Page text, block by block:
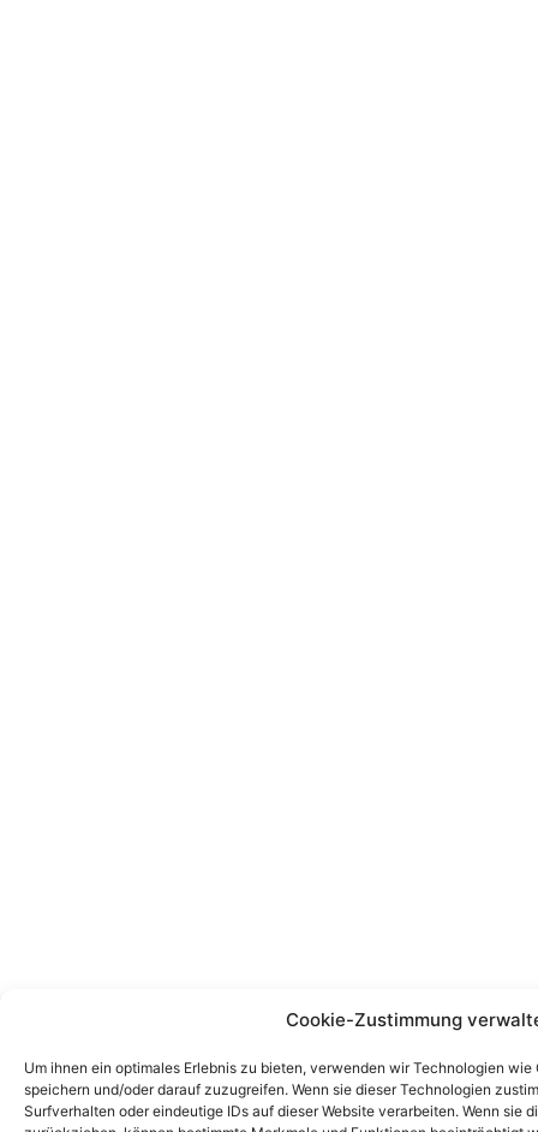
Cookie-Zustimmung
Um ihnen ein optimales Erlebnis zu bieten, verwenden wir Technologien
speichern und/oder darauf zuzugreifen. Wenn sie dieser Technologien
Surfverhalten oder eindeutige IDs auf dieser Website verarbeiten. Wenn sie